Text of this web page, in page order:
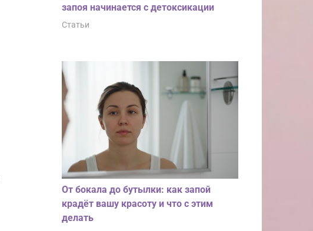
запоя начинается с детоксикации
Статьи
От бокала до бутылки: как запой
крадёт вашу красоту и что с этим
делать